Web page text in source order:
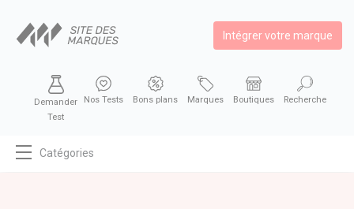
Intégrer votre marque
Demander
Test
Nos Tests Bons plans Marques Boutiques Recherche
Catégories